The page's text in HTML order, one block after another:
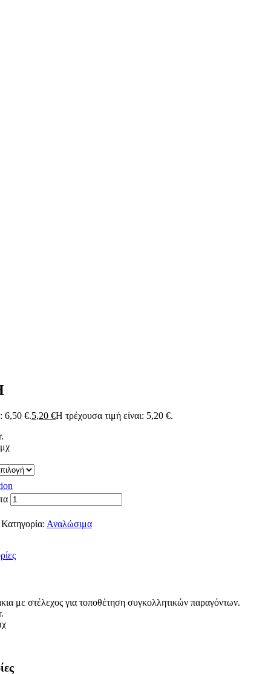
6,50 €.5,20 €Η τρέχουσα τιμή είναι: 5,20 €.
Κατηγορία: Αναλώσιμα
με στέλεχος για τοποθέτηση συγκολλητικών παραγόντων.